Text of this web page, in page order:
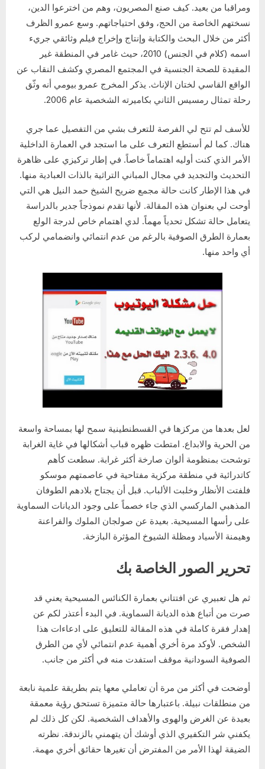
ومراقبا من بعيد. كيف صنع المصريون، وهم من اخترعوا الدين،
نسختهم الخاصة من الحج، وفق احتياجاتهم. وسع عمرو الظرف
أكثر من خلال البحث والكتابة وإنتاج وإخراج فيلم وثائقي جريء
اسمه (كلام في الجنس) 2010، حيث غامر في المنطقة غير
المقيدة للصحة الجنسية في المجتمع المصري وكشف النقاب عن
الواقع القاسي لختان الإناث. يذكر المخرج عمرو بيومي أنه وثّق
رحلة تمثال رمسيس الثاني بكاميرته الشخصية عام 2006.
للأسف لم تتح لي الفرصة للتعرف بشي من التفصيل عما جري
هناك. كما لم أستطع التعرف على ما استجد في العمارة الداخلية
الأمر الذي كنت أوليه اهتماماً خاصاً. في إطار تركيزي على ظاهرة
التحديث والتجديد في مجال المباني التراثية بالذات العبادية منها.
في هذا الإطار كانت حالة مجمع ضريح الشيخ حمد النيل هي التي
أوحت لي بعنوان هذه المقالة. لأنها تقدم نموذجاً جدير بالدراسة
يتعامل حالة تشكل تحدياً مهماً. لدي اهتمام خاص لدرجة الولع
بعمارة الطرق الصوفية بالرغم من عدم انتمائي وانضمامي لركب
أي واحد منها.
لعل بعدها من مركزها في القسطنطينية سمح لها بمساحة واسعة
من الحرية والابداع. امتطت ظهره قباب أشكالها في غاية الغرابة
توشحت بمنظومة ألوان صارخة أكثر غرابة. سطعت كأهم
كاتدرائية في منطقة مركزية مفتاحية في عاصمتهم موسكو
فلفتت الأنظار وخلبت الألباب. قبل أن يجتاح بلادهم الطوفان
المذهبي الماركسي الذي جاء خصماً على وجود الديانات السماوية
على رأسها المسيحية. بعيدة عن صولجان الملوك والفراعنة
وهيمنة الأسياد ومظلة الشيوخ المؤثرة البازخة.
تحرير الصور الخاصة بك
ثم هل تعبيري عن افتتاني بعمارة الكنائس المسيحية يعني قد
صرت من أتباع هذه الديانة السماوية. في البدء أعتذر لكم عن
إهدار فقرة كاملة في هذه المقالة للتعليق على ادعاءات هذا
الشخص. لأوكد مرة أخري أهمية عدم انتمائي لأي من الطرق
الصوفية السودانية موقف استفدت منه في أكثر من جانب.
أوضحت في أكثر من مرة أن تعاملي معها يتم بطريقة علمية نابعة
من منطلقات نبيلة. باعتبارها حالة متميزة تستحق رؤية معمقة
بعيدة عن الغرض والهوى والأهداف الشخصية. لكن كل ذلك لم
يكفني شر التكفيري الذي أوشك أن يتهمني بالزندقة. نظرته
الضيقة لهذا الأمر من المفترض أن تغيرها حقائق أخري مهمة.